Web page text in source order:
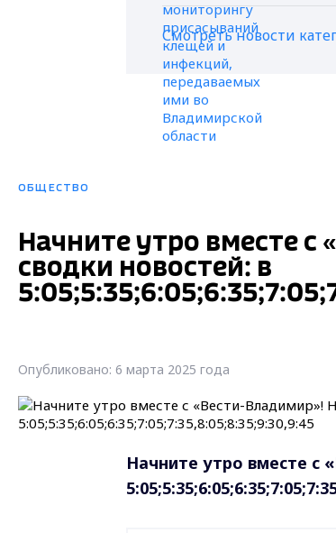
Смотреть новости
ОБЩЕСТВО
Начните утро вместе
сводки новостей: в
Опубликовано: 6 марта 2025 года
Начните утро вместе с